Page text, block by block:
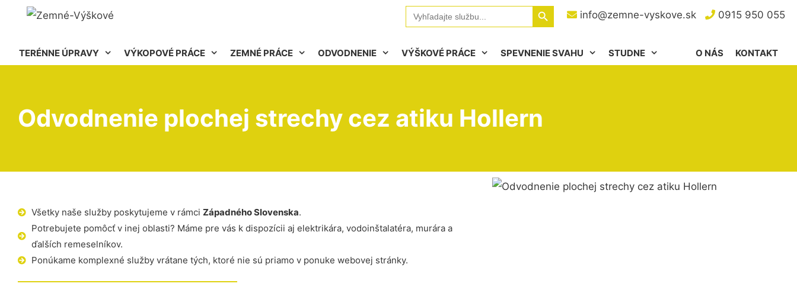
info@zemne-vyskove.sk 0915 950 055
Search
for:
Search Button
TERÉNNE ÚPRAVY VÝKOPOVÉ PRÁCE ZEMNÉ PRÁCE ODVODNENIE VÝŠKOVÉ PRÁCE SPEVNENIE SVAHU STUDNE KONTAKT
O NÁS
Odvodnenie plochej strechy cez atiku Hollern
Všetky naše služby poskytujeme v rámci Západného Slovenska.
Potrebujete pomôcť v inej oblasti? Máme pre vás k dispozícii aj elektrikára, vodoinštalatéra, murára a
ďalších remeselníkov.
Ponúkame komplexné služby vrátane tých, ktoré nie sú priamo v ponuke webovej stránky.